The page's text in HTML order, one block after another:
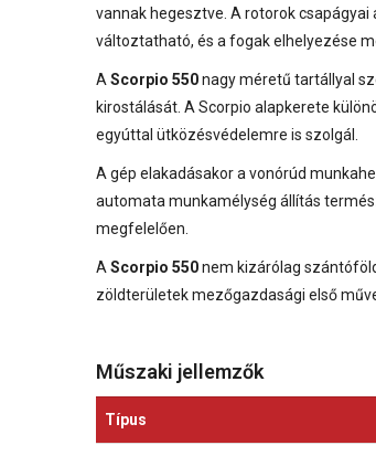
vannak hegesztve. A rotorok
változtatható, és a fogak elhelyezése
A Scorpio 550nagy méretű tartállyal
kirostálását. A Scorpio alapkerete
egyúttal ütközésvédelemre is szolgál.
A gép elakadásakor a vonórúd
automata munkamélység állítás
megfelelően.
A Scorpio 550nem kizárólag
zöldterületek mezőgazdasági első
Műszaki jellemzők
Típus